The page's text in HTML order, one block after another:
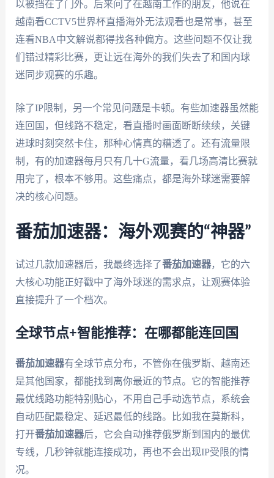
以被挡在了门外。后来问了在越南工作的朋友，他说在
越南看CCTV5世界杯直播海外无法观看也是常事，甚至
连看NBA中文解说都得找各种偏方。这些问题不仅让我
们错过精彩比赛，更让远在海外的我们失去了和国内球
迷同步观赛的乐趣。
除了IP限制，另一个常见问题是卡顿。有些加速器虽然能
连回国，但线路不稳定，看直播时画面断断续续，关键
进球时刻突然卡住，那种心情真的糟透了。还有流量限
制，有的加速器每月只有几十G流量，看几场高清比赛就
用完了，根本不够用。这些痛点，都是海外球迷需要解
决的核心问题。
番茄加速器：海外观赛的“神器”
试过几款加速器后，我最终选择了番茄加速器，它的六
大核心功能正好戳中了海外球迷的需求点，让观赛体验
直接提升了一个档次。
全球节点+智能推荐：在哪都能连回国
番茄加速器有全球节点分布，不管你在俄罗斯、越南还
是其他国家，都能找到离你最近的节点。它的智能推荐
最优线路功能特别贴心，不用自己手动选节点，系统会
自动匹配最稳定、延迟最低的线路。比如我在莫斯科，
打开番茄加速器后，它会自动推荐俄罗斯到国内的最优
专线，几秒钟就能连接成功，再也不会出现IP受限的情
况。